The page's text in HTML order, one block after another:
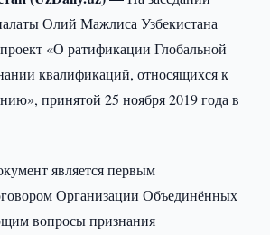
Олий Мажлиса Узбекистана
«О ратификации Глобальной
квалификаций, относящихся к
принятой 25 ноября 2019 года в
является первым
Организации Объединённых
вопросы признания